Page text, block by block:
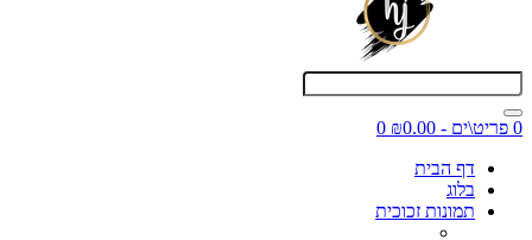
0 פריט\ים - ₪0.00
0
דף הבית
בלוג
תמונות זכוכית